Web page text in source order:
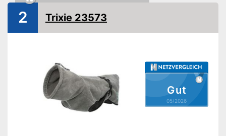
Waschbar
OEKO-TEX-geprüft
Kapuze
Vorteile
Kann gewaschen werden
Ist für den Trockner geeignet
Gut
05/2026
2 Trixie 23573